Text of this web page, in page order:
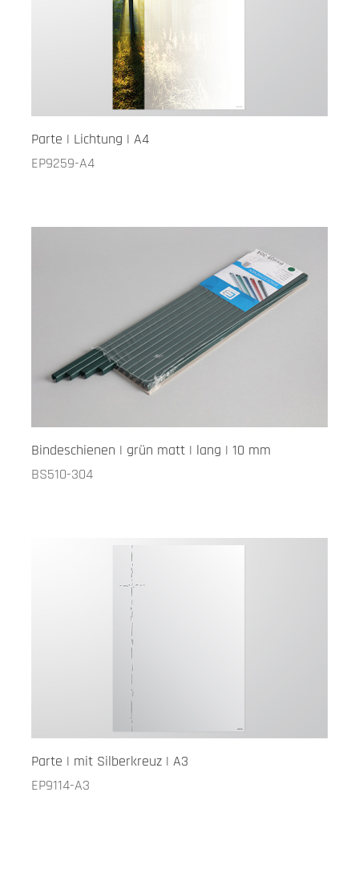
Parte | Lichtung | A4
EP9259-A4
Bindeschienen | grün matt | lang | 10 mm
BS510-304
Parte | mit Silberkreuz | A3
EP9114-A3